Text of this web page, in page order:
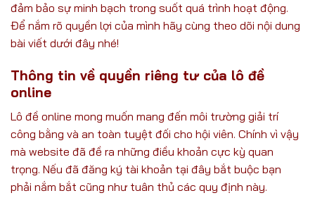
đảm bảo sự minh bạch trong suốt quá trình hoạt động.
Để nắm rõ quyền lợi của mình hãy cùng theo dõi nội dung
bài viết dưới đây nhé!
Thông tin về quyền riêng tư của lô đề
online
Lô đề online mong muốn mang đến môi trường giải trí
công bằng và an toàn tuyệt đối cho hội viên. Chính vì vậy
mà website đã đề ra những điều khoản cực kỳ quan
trọng. Nếu đã đăng ký tài khoản tại đây bắt buộc bạn
phải nắm bắt cũng như tuân thủ các quy định này.